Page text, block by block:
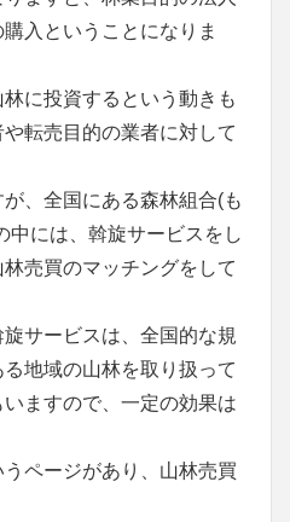
入ということになりま
に投資するという動きも
転売目的の業者に対して
、全国にある森林組合(も
中には、斡旋サービスをし
売買のマッチングをして
サービスは、全国的な規
地域の山林を取り扱って
ますので、一定の効果は
ページがあり、山林売買